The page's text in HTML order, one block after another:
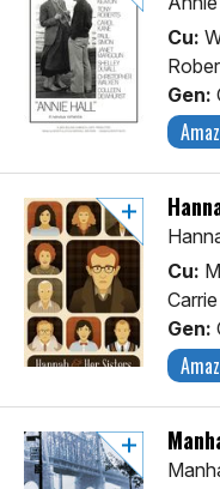
Cu:
Gen:
Cu:
Gen: